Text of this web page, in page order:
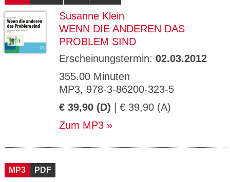
Susanne Klein
WENN DIE ANDEREN DAS
PROBLEM SIND
Erscheinungstermin: 02.03.2012
355.00 Minuten
MP3, 978-3-86200-323-5
€ 39,90 (D) | € 39,90 (A)
Zum MP3
MP3 PDF